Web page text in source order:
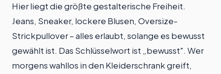
Hier liegt die größte gestalterische Freiheit.
Jeans, Sneaker, lockere Blusen, Oversize-
Strickpullover – alles erlaubt, solange es bewusst
gewählt ist. Das Schlüsselwort ist „bewusst". Wer
morgens wahllos in den Kleiderschrank greift,